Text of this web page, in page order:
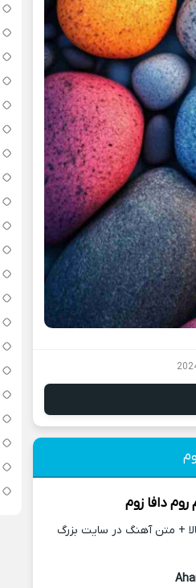
دافا زوم
+ متن آهنگ در سایت بزرگ